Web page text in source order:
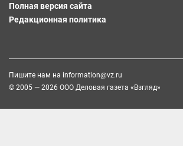
Полная версия сайта
Редакционная политика
Пишите нам на information@vz.ru
© 2005 — 2026 ООО Деловая газета «Взгляд»